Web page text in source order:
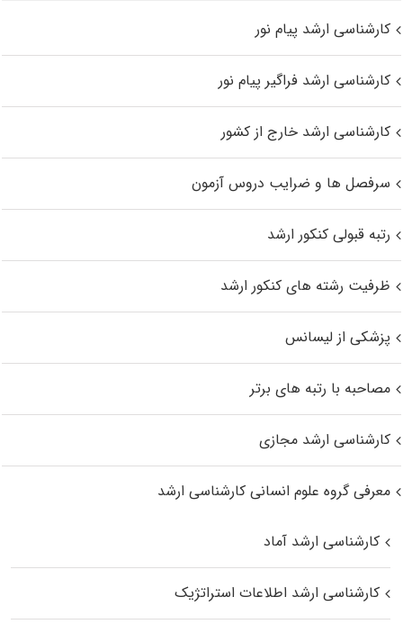
کارشناسی ارشد پیام نور
کارشناسی ارشد فراگیر پیام نور
کارشناسی ارشد خارج از کشور
سرفصل ها و ضرایب دروس آزمون
رتبه قبولی کنکور ارشد
ظرفیت رشته های کنکور ارشد
پزشکی از لیسانس
مصاحبه با رتبه های برتر
کارشناسی ارشد مجازی
معرفی گروه علوم انسانی کارشناسی ارشد
کارشناسی ارشد آماد
کارشناسی ارشد اطلاعات استراتژیک